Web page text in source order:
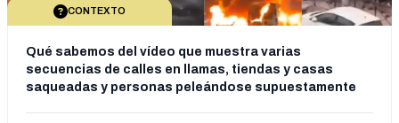
CONTEXTO
Qué sabemos del vídeo que muestra varias
secuencias de calles en llamas, tiendas y casas
saqueadas y personas peleándose supuestamente